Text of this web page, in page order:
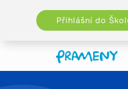
Přihlášní do